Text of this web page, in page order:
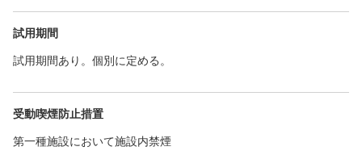
試用期間
試用期間あり。個別に定める。
受動喫煙防止措置
第一種施設において施設内禁煙